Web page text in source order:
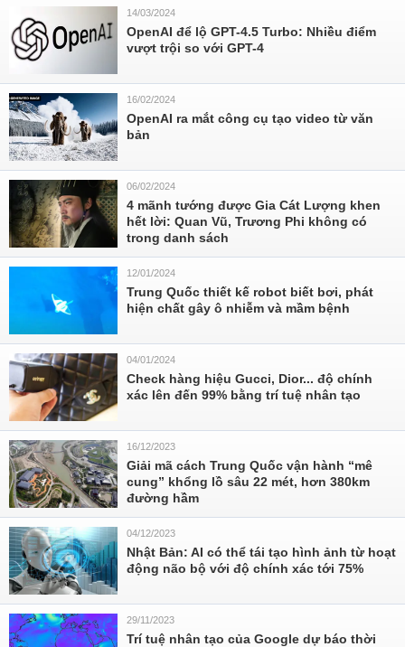
14/03/2024
OpenAI để lộ GPT-4.5 Turbo: Nhiều điểm
vượt trội so với GPT-4
16/02/2024
OpenAI ra mắt công cụ tạo video từ văn
bản
06/02/2024
4 mãnh tướng được Gia Cát Lượng khen
hết lời: Quan Vũ, Trương Phi không có
trong danh sách
12/01/2024
Trung Quốc thiết kế robot biết bơi, phát
hiện chất gây ô nhiễm và mầm bệnh
04/01/2024
Check hàng hiệu Gucci, Dior... độ chính
xác lên đến 99% bằng trí tuệ nhân tạo
16/12/2023
Giải mã cách Trung Quốc vận hành “mê
cung” khổng lồ sâu 22 mét, hơn 380km
đường hầm
04/12/2023
Nhật Bản: AI có thể tái tạo hình ảnh từ hoạt
động não bộ với độ chính xác tới 75%
29/11/2023
Trí tuệ nhân tạo của Google dự báo thời